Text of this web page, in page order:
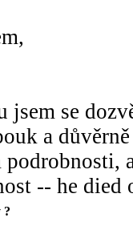
jsem se
a
-- he died
?